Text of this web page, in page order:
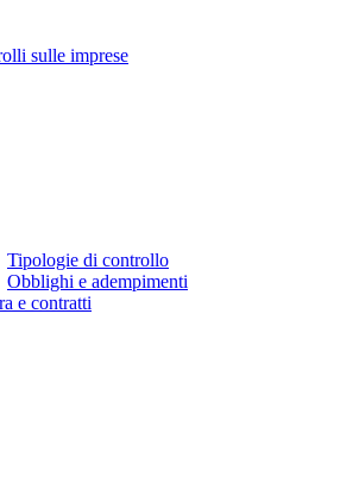
sulle imprese
Tipologie di controllo
Obblighi e adempimenti
e contratti